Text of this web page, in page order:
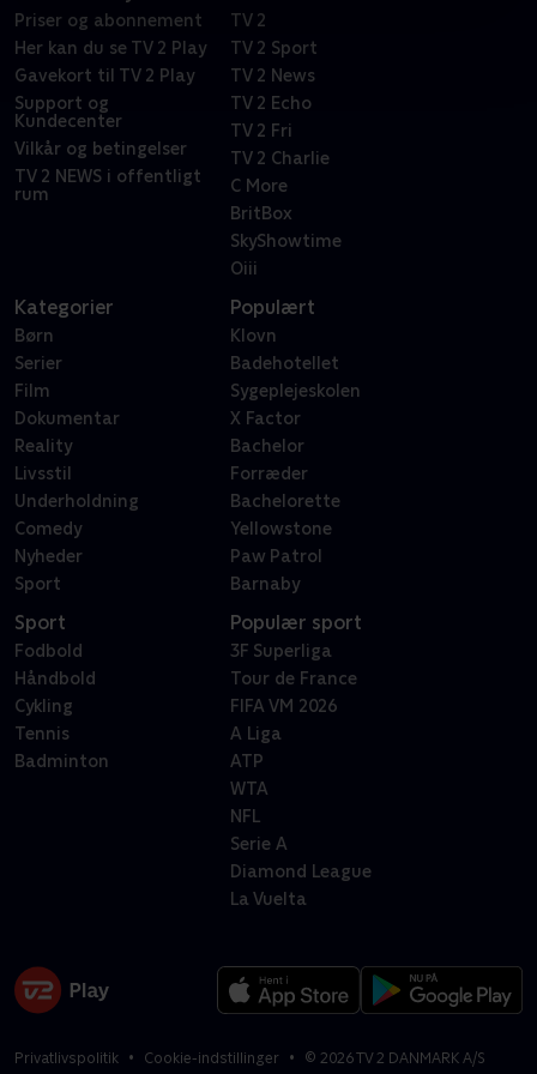
Priser og abonnement
Her kan du se TV 2 Play
Gavekort til TV 2 Play
Support og
Kundecenter
Vilkår og betingelser
TV 2 NEWS i offentligt
rum
TV 2
TV 2 Sport
TV 2 News
TV 2 Echo
TV 2 Fri
TV 2 Charlie
C More
BritBox
SkyShowtime
Oiii
Kategorier
Børn
Serier
Film
Dokumentar
Reality
Livsstil
Underholdning
Comedy
Nyheder
Sport
Populært
Klovn
Badehotellet
Sygeplejeskolen
X Factor
Bachelor
Forræder
Bachelorette
Yellowstone
Paw Patrol
Barnaby
Sport
Fodbold
Håndbold
Cykling
Tennis
Badminton
Populær sport
3F Superliga
Tour de France
FIFA VM 2026
A Liga
ATP
WTA
NFL
Serie A
Diamond League
La Vuelta
Privatlivspolitik Cookie-indstillinger © 2026TV 2 DANMARK A/S